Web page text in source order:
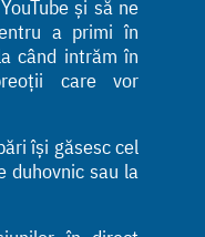
și să ne
a primi în
când intrăm în
care vor
își găsesc cel
duhovnic sau la